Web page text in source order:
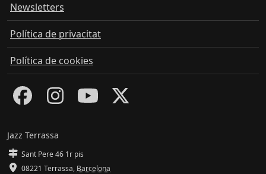
Newsletters
Política de privacitat
Política de cookies
Jazz Terrassa
Sant Pere 46 1r pis
08221 Terrassa, Barcelona